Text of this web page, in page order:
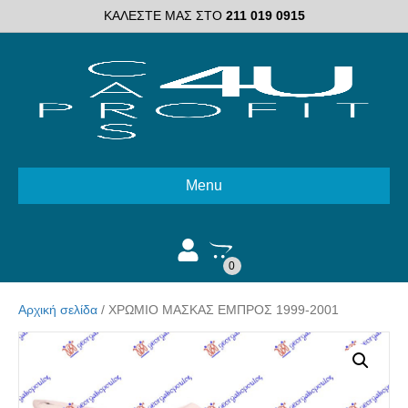
ΚΑΛΕΣΤΕ ΜΑΣ ΣΤΟ 211 019 0915
Menu
0
Αρχική σελίδα / ΧΡΩΜΙΟ ΜΑΣΚΑΣ ΕΜΠΡΟΣ 1999-2001